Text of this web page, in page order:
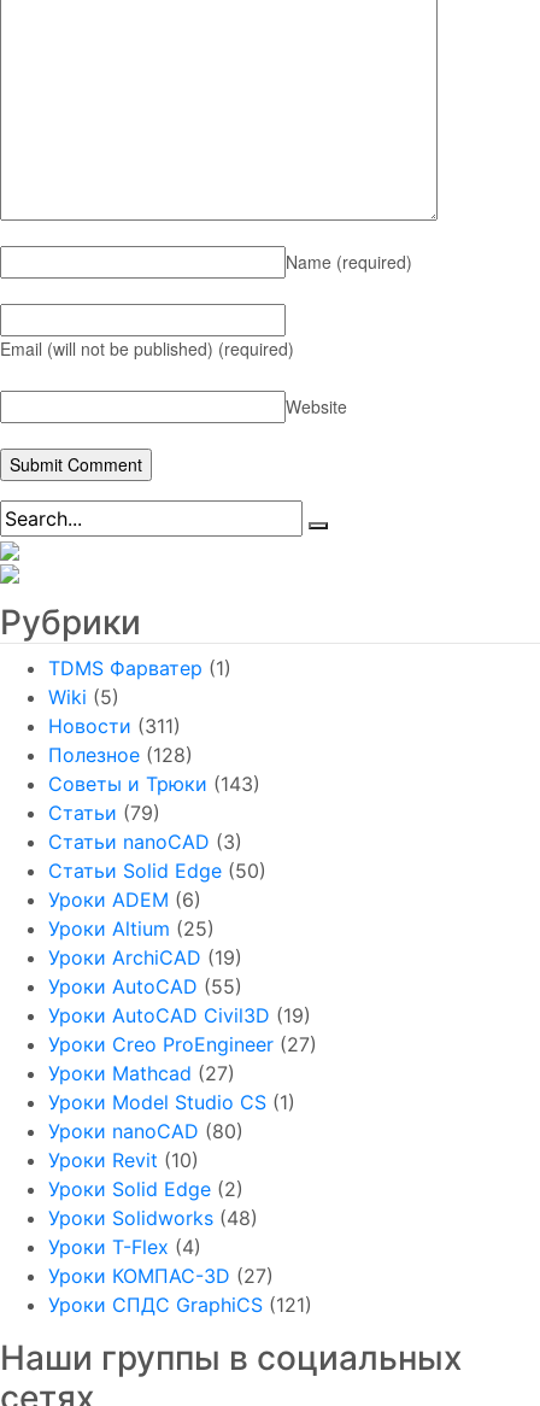
Name (required)
Email (will not be published) (required)
Website
Рубрики
TDMS Фарватер (1)
Wiki (5)
Новости (311)
Полезное (128)
Советы и Трюки (143)
Статьи (79)
Статьи nanoCAD (3)
Статьи Solid Edge (50)
Уроки ADEM (6)
Уроки Altium (25)
Уроки ArchiCAD (19)
Уроки AutoCAD (55)
Уроки AutoCAD Civil3D (19)
Уроки Creo ProEngineer (27)
Уроки Mathcad (27)
Уроки Model Studio CS (1)
Уроки nanoCAD (80)
Уроки Revit (10)
Уроки Solid Edge (2)
Уроки Solidworks (48)
Уроки T-Flex (4)
Уроки КОМПАС-3D (27)
Уроки СПДС GraphiCS (121)
Наши группы в социальных
сетях